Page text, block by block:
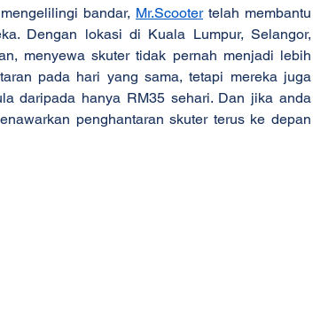
bandar, Mr.Scooter telah membantu
Dengan lokasi di Kuala Lumpur, Selangor,
menyewa skuter tidak pernah menjadi lebih
pada hari yang sama, tetapi mereka juga
daripada hanya RM35 sehari. Dan jika anda
penghantaran skuter terus ke depan